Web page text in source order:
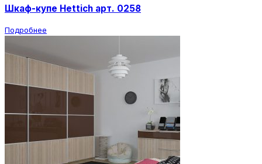
Шкаф-купе Hettich арт. 0258
Подробнее